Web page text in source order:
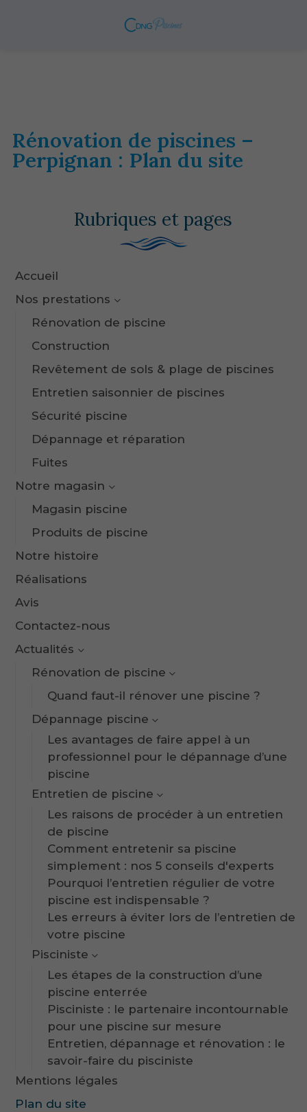
Rénovation de piscines –
Perpignan : Plan du site
Rubriques et pages
Accueil
Nos prestations
Rénovation de piscine
Construction
Revêtement de sols & plage de piscines
Entretien saisonnier de piscines
Sécurité piscine
Dépannage et réparation
Fuites
Notre magasin
Magasin piscine
Produits de piscine
Notre histoire
Réalisations
Avis
Contactez-nous
Actualités
Rénovation de piscine
Quand faut-il rénover une piscine ?
Dépannage piscine
Les avantages de faire appel à un
professionnel pour le dépannage d’une
piscine
Entretien de piscine
Les raisons de procéder à un entretien
de piscine
Comment entretenir sa piscine
simplement : nos 5 conseils d'experts
Pourquoi l’entretien régulier de votre
piscine est indispensable ?
Les erreurs à éviter lors de l’entretien de
votre piscine
Pisciniste
Les étapes de la construction d’une
piscine enterrée
Pisciniste : le partenaire incontournable
pour une piscine sur mesure
Entretien, dépannage et rénovation : le
savoir-faire du pisciniste
Mentions légales
Plan du site